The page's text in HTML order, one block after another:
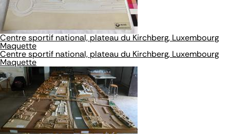
Centre sportif national, plateau du Kirchberg, Luxembourg
Maquette
Centre sportif national, plateau du Kirchberg, Luxembourg
Maquette